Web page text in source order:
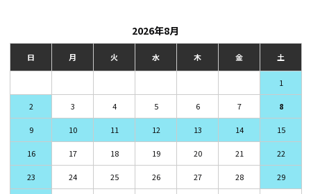
2026年8月
日 月 火 水 木 金 土
1
2 3 4 5 6 7 8
9 10 11 12 13 14 15
16 17 18 19 20 21 22
23 24 25 26 27 28 29